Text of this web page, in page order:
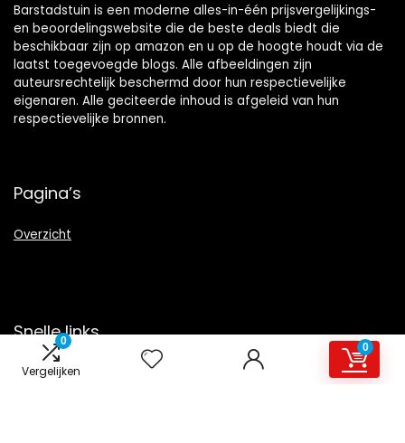
0
Vergelijken
0
Barstadstuin is een moderne alles-in-één prijsvergelijkings-
en beoordelingswebsite die de beste deals biedt die
beschikbaar zijn op amazon en u op de hoogte houdt via de
laatst toegevoegde blogs. Alle afbeeldingen zijn
auteursrechtelijk beschermd door hun respectievelijke
eigenaren. Alle geciteerde inhoud is afgeleid van hun
respectievelijke bronnen.
Pagina’s
Overzicht
Snelle links
Home